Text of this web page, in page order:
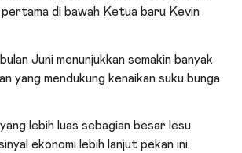
pertama di bawah Ketua baru Kevin
Juni menunjukkan semakin banyak
yang mendukung kenaikan suku bunga
lebih luas sebagian besar lesu
ekonomi lebih lanjut pekan ini.